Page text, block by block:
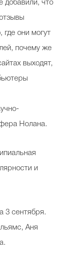
добавили, что
где они могут
почему же
выходят,
Нолана.
и
3 сентября.
Аня